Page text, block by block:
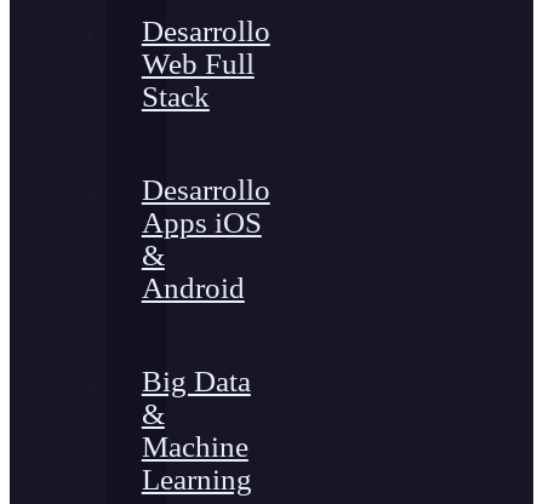
Desarrollo
Web Full
Stack
Desarrollo
Apps iOS
&
Android
Big Data
&
Machine
Learning